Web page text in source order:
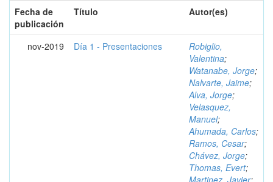
Fecha de
publicación
Título Autor(es)
nov-2019 Día 1 - Presentaciones
Robiglio,
Valentina;
Watanabe, Jorge;
Nalvarte, Jaime;
Alva, Jorge;
Velasquez,
Manuel;
Ahumada, Carlos;
Ramos, Cesar;
Chávez, Jorge;
Thomas, Evert;
Martinez, Javier;